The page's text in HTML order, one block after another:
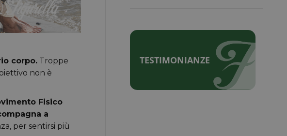
corpo. Troppe
non è
Fisico
a
per sentirsi più
TESTIMONIANZE